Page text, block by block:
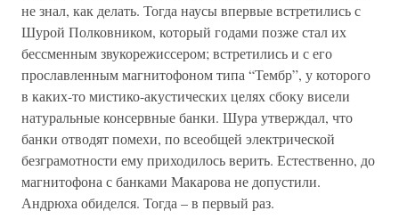
не знал, как делать. Тогда наусы впервые встретились с
Шурой Полковником, который годами позже стал их
бессменным звукорежиссером; встретились и с его
прославленным магнитофоном типа “Тембр”, у которого
в каких-то мистико-акустических целях сбоку висели
натуральные консервные банки. Шура утверждал, что
банки отводят помехи, по всеобщей электрической
безграмотности ему приходилось верить. Естественно, до
магнитофона с банками Макарова не допустили.
Андрюха обиделся. Тогда – в первый раз.